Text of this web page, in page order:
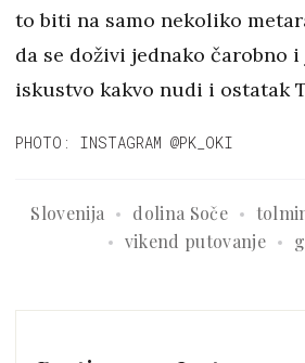
to biti na samo nekoliko
da se doživi jednako čarobno
iskustvo kakvo nudi i ostatak
PHOTO: INSTAGRAM @PK_OKI
Slovenija dolina Soče
vikend putovanje